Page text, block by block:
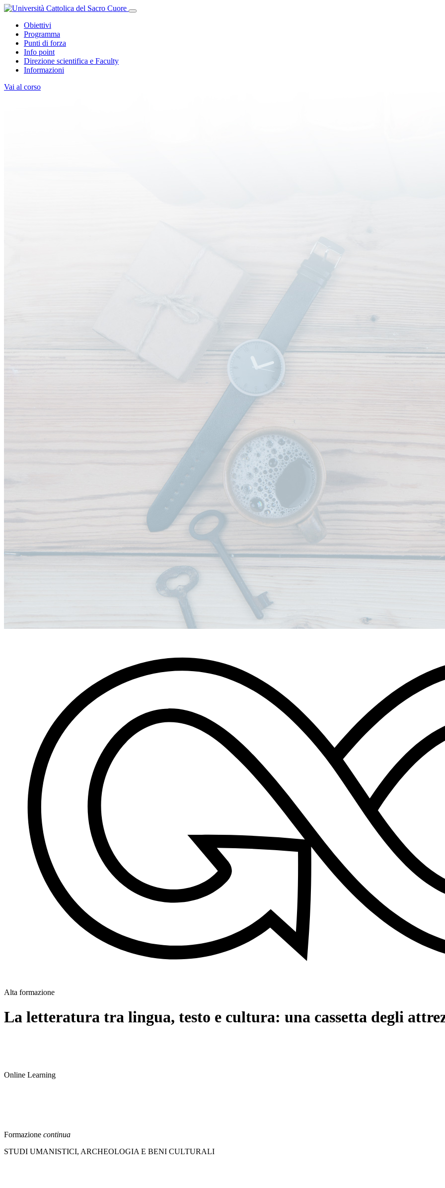
Obiettivi
Programma
Punti di forza
Info point
Direzione scientifica e Faculty
Informazioni
Vai al corso
Alta formazione
La letteratura tra lingua, testo e cultura: una cassetta degli
Online Learning
Formazione continua
STUDI UMANISTICI, ARCHEOLOGIA E BENI CULTURALI